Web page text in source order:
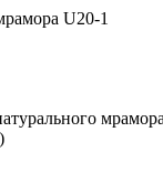
U20-1